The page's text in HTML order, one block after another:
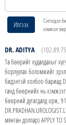
Илгээх
Сэтгэгдэл
хэмжээг
DR. ADITYA
Та бөөрийг худалдахыг
борлуулах боломжийг
бидэнтэй холбоо бариад
танд бөөрнийх нь
бөөрний дутагдалд орж,
мянган доллар) APPLY TO